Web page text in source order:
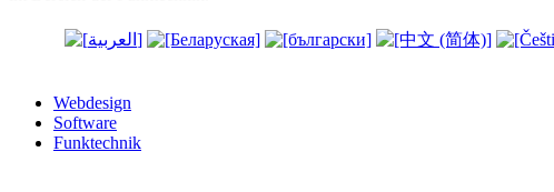
Webdesign
Software
Funktechnik